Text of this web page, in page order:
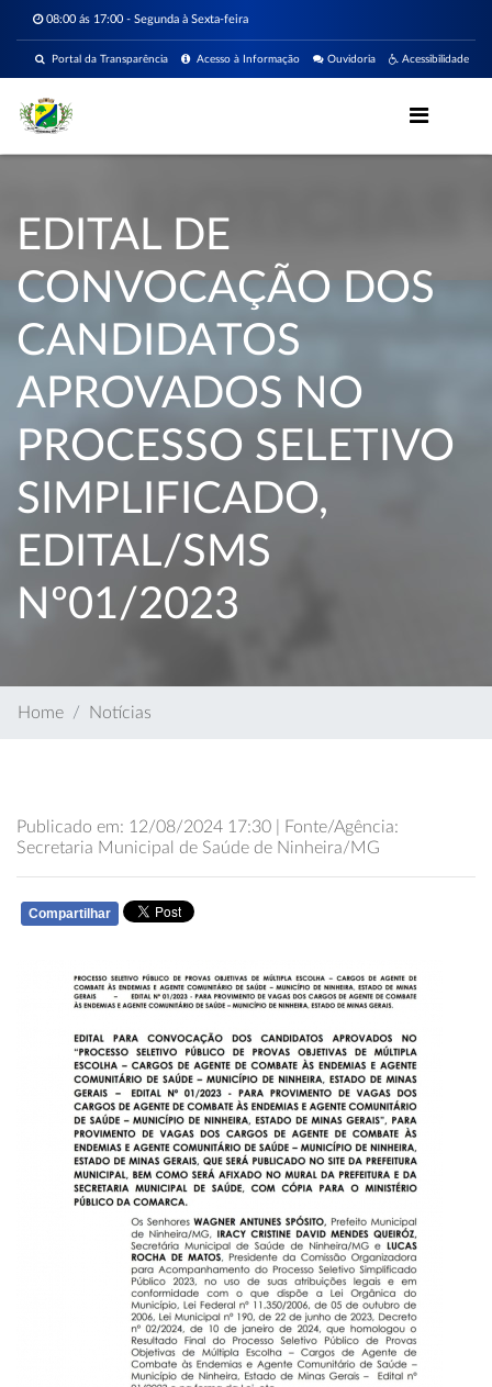
08:00 ás 17:00 - Segunda à Sexta-feira
Acessibilidade
Ouvidoria
Acesso à Informação
Portal da Transparência
EDITAL DE
CONVOCAÇÃO DOS
CANDIDATOS
APROVADOS NO
PROCESSO SELETIVO
SIMPLIFICADO,
EDITAL/SMS
Nº01/2023
Home Notícias
Publicado em: 12/08/2024 17:30 | Fonte/Agência:
Secretaria Municipal de Saúde de Ninheira/MG
Compartilhar